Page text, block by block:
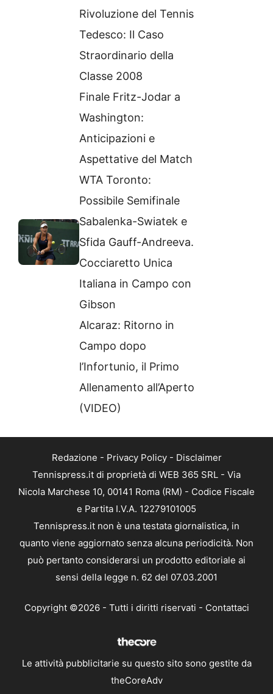
Rivoluzione del Tennis
Tedesco: Il Caso
Straordinario della
Classe 2008
Finale Fritz-Jodar a
Washington:
Anticipazioni e
Aspettative del Match
WTA Toronto:
Possibile Semifinale
Sabalenka-Swiatek e
Sfida Gauff-Andreeva.
Cocciaretto Unica
Italiana in Campo con
Gibson
Alcaraz: Ritorno in
Campo dopo
l’Infortunio, il Primo
Allenamento all’Aperto
(VIDEO)
Redazione - Privacy Policy- Disclaimer
Tennispress.it di proprietà di WEB 365 SRL - Via
Nicola Marchese 10, 00141 Roma (RM) - Codice Fiscale
e Partita I.V.A. 12279101005
Tennispress.it non è una testata giornalistica, in
quanto viene aggiornato senza alcuna periodicità. Non
può pertanto considerarsi un prodotto editoriale ai
sensi della legge n. 62 del 07.03.2001
Copyright ©2026 - Tutti i diritti riservati - Contattaci
Le attività pubblicitarie su questo sito sono gestite da
theCoreAdv